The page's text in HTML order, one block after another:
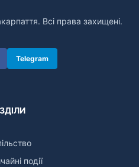
Всі права захищені.
Telegram
події